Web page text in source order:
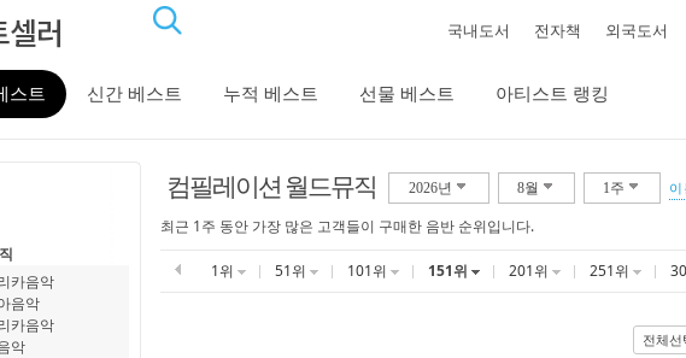
셀러 국내도서 전자책 외국도서
스트 신간 베스트 누적 베스트 선물 베스트 아티스트 랭킹
카음악
음악
카음악
악
컴필레이션 월드뮤직 2026년 8월 1주 이
최근 1주 동안 가장 많은 고객들이 구매한 음반 순위입니다.
1위 51위 101위 151위 201위 251위
전체선